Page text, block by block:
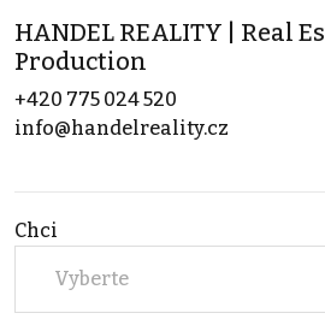
HANDEL REALITY | Real
Production
+420 775 024 520
info@handelreality.cz
Chci
Vyberte